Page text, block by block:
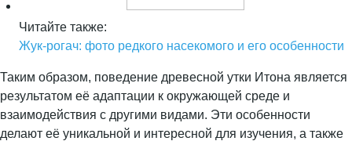
Читайте также:
Жук-рогач: фото редкого насекомого и его особенности
Таким образом, поведение древесной утки Итона является
результатом её адаптации к окружающей среде и
взаимодействия с другими видами. Эти особенности
делают её уникальной и интересной для изучения, а также